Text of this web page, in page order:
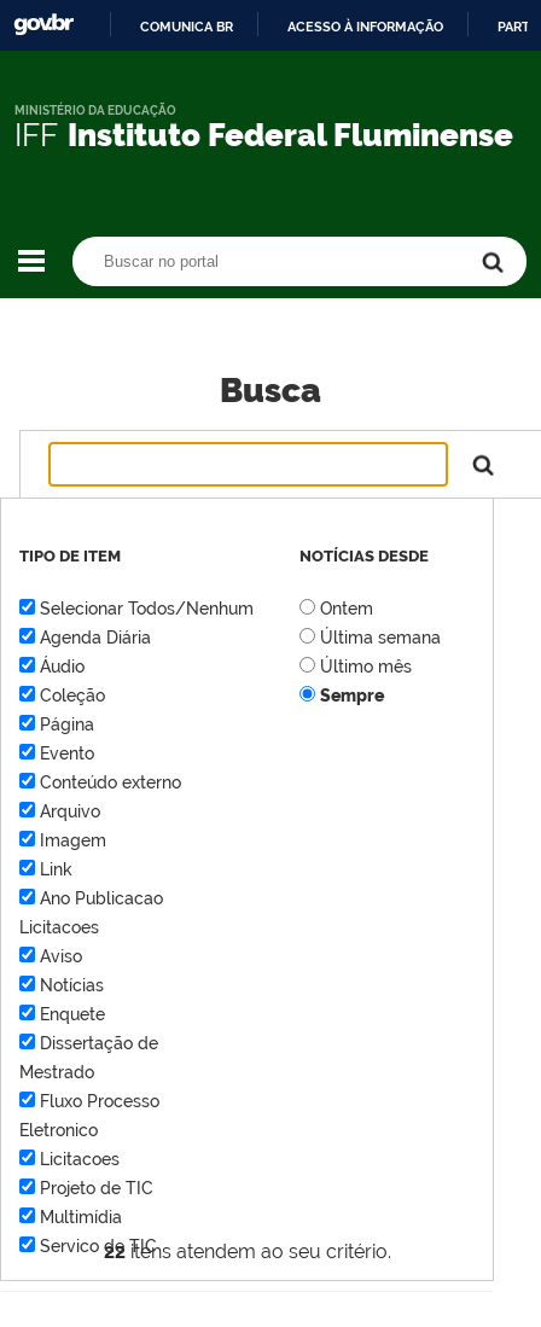
CONTEÚDO
COMUNICA BR ACESSO À INFORMAÇÃO
IFF Instituto Federal Fluminense
MINISTÉRIO DA EDUCAÇÃO
Busca
22itens atendem ao seu critério.
TIPO DE ITEM
Selecionar Todos/Nenhum
Agenda Diária
Áudio
Coleção
Página
Evento
Conteúdo externo
Arquivo
Imagem
Link
Ano Publicacao
Licitacoes
Aviso
Notícias
Enquete
Dissertação de
Mestrado
Fluxo Processo
Eletronico
Licitacoes
Projeto de TIC
Multimídia
Servico de TIC
NOTÍCIAS DESDE
Ontem
Última semana
Último mês
Sempre